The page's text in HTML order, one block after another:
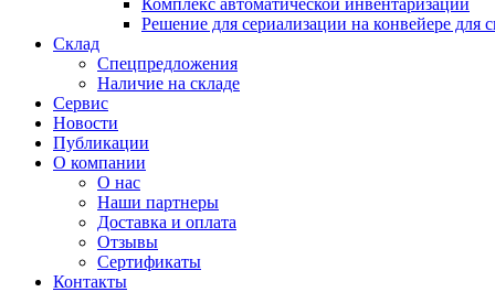
Комплекс автоматической инвентаризации
Решение для сериализации на конвейере для
Склад
Спецпредложения
Наличие на складе
Сервис
Новости
Публикации
О компании
О нас
Наши партнеры
Доставка и оплата
Отзывы
Сертификаты
Контакты